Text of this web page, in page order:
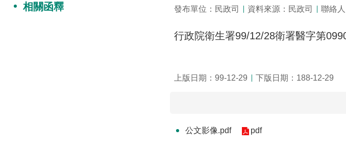
相關函釋 發布單位：民政司 資料來源：民政司 聯絡
行政院衛生署99/12/28衛署醫字第
上版日期：99-12-29 下版日期：188-12-29
公文影像.pdf pdf